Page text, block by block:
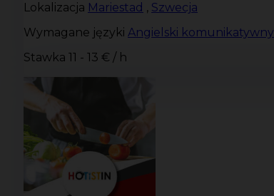
Lokalizacja Mariestad , Szwecja
Wymagane języki Angielski komunikatywny
Stawka 11 - 13 € / h